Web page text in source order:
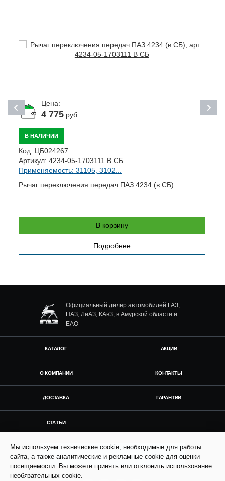
Цена:
4 775руб.
В НАЛИЧИИ
Код: ЦБ024267
Артикул: 4234-05-1703111 В СБ
Применяемость: 31105, 3102...
Рычаг переключения передач ПАЗ 4234 (в СБ)
В корзину
Подробнее
Официальный дилер автомобилей ГАЗ,
ПАЗ, ЛиАЗ, КАвЗ, в Амурской области и
ЕАО
КАТАЛОГ АКЦИИ
О КОМПАНИИ КОНТАКТЫ
ДОСТАВКА ГАРАНТИИ
СТАТЬИ
Получить консультацию
Мы используем технические cookie, необходимые для работы
сайта, а также аналитические и рекламные cookie для оценки
посещаемости. Вы можете принять или отклонить использование
необязательных cookie.